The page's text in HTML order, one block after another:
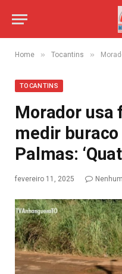
Home » Tocantins » Morador
TOCANTINS
Morador usa
medir
Palmas:
fevereiro 11, 2025